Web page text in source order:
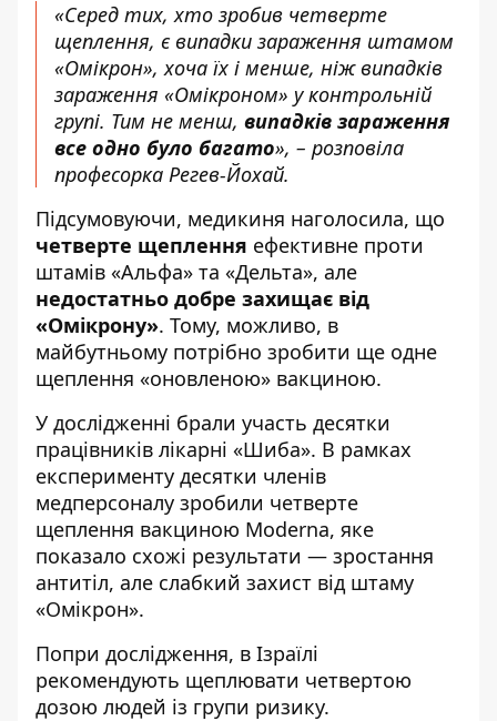
«Серед тих, хто зробив четверте
щеплення, є випадки зараження штамом
«Омікрон», хоча їх і менше, ніж випадків
зараження «Омікроном» у контрольній
групі. Тим не менш, випадків зараження
все одно було багато», – розповіла
професорка Регев-Йохай.
Підсумовуючи, медикиня наголосила, що
четверте щеплення ефективне проти
штамів «Альфа» та «Дельта», але
недостатньо добре захищає від
«Омікрону». Тому, можливо, в
майбутньому потрібно зробити ще одне
щеплення «оновленою» вакциною.
У дослідженні брали участь десятки
працівників лікарні «Шиба». В рамках
експерименту десятки членів
медперсоналу зробили четверте
щеплення вакциною Moderna, яке
показало схожі результати — зростання
антитіл, але слабкий захист від штаму
«Омікрон».
Попри дослідження, в Ізраїлі
рекомендують щеплювати четвертою
дозою людей із групи ризику.